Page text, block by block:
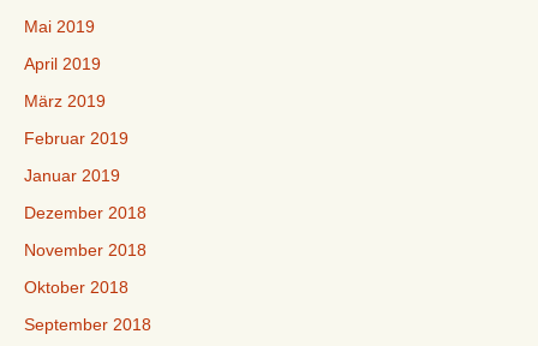
Mai 2019
April 2019
März 2019
Februar 2019
Januar 2019
Dezember 2018
November 2018
Oktober 2018
September 2018